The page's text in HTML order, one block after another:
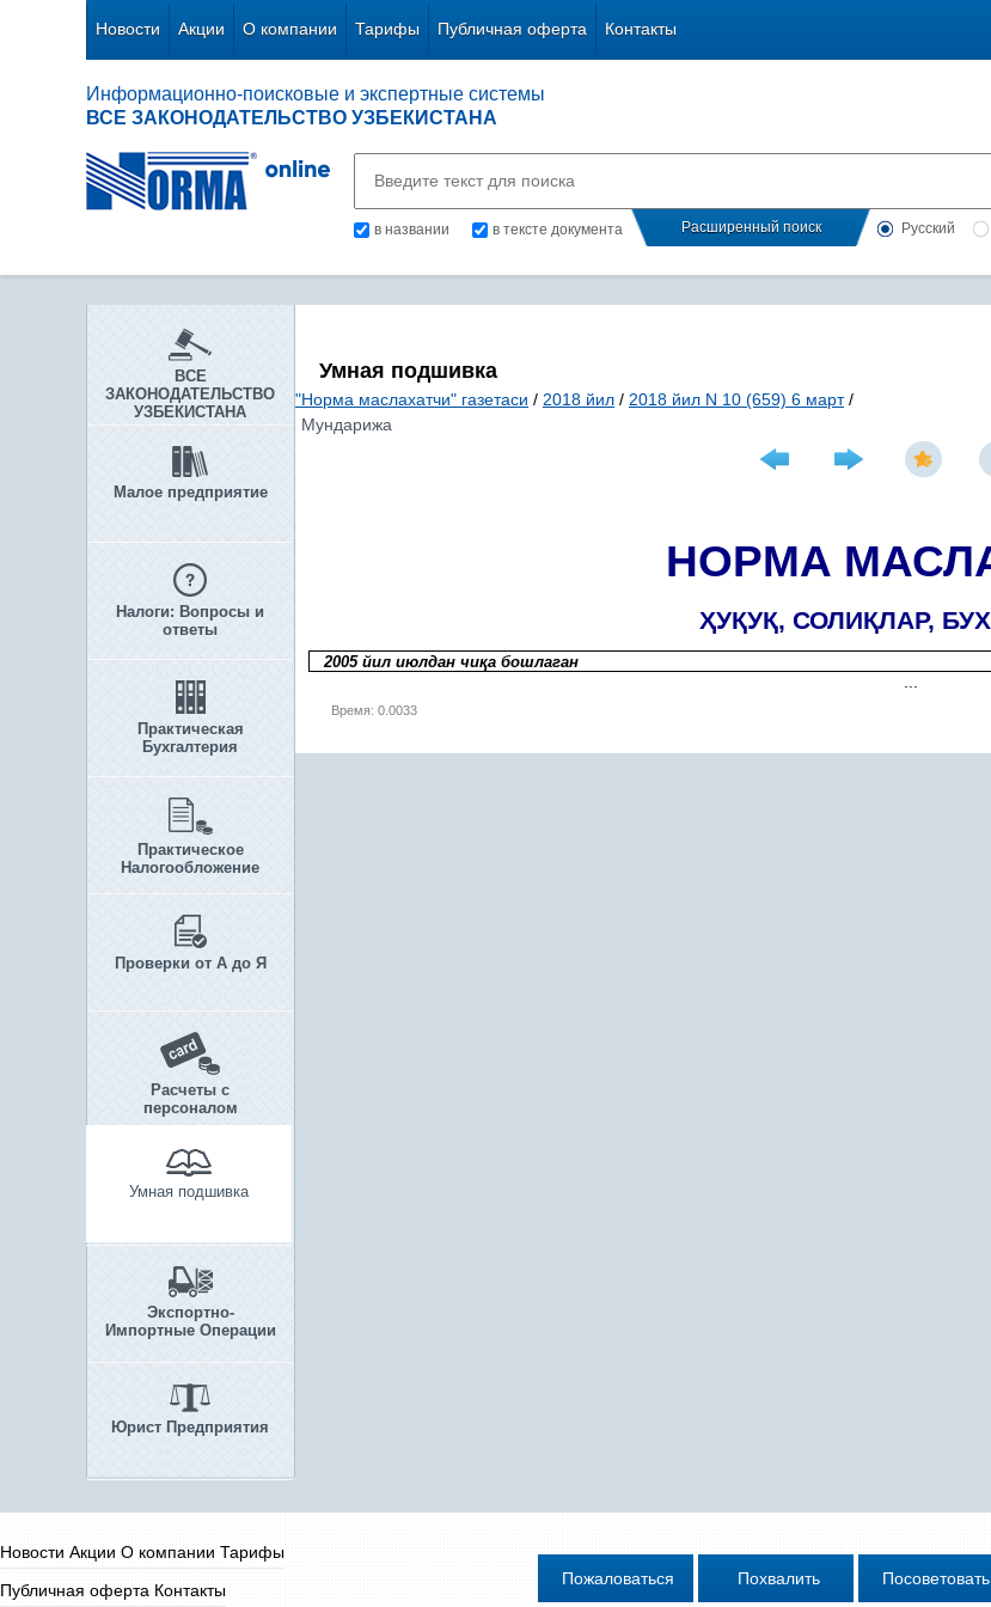
Новости Акции О компании Тарифы Публичная оферта Контакты
Информационно-поисковые и экспертные системы
ВСЕ ЗАКОНОДАТЕЛЬСТВО УЗБЕКИСТАНА
в названии в тексте документа Расширенный поиск Русский
ВСЕ
ЗАКОНОДАТЕЛЬСТВО
УЗБЕКИСТАНА
Малое предприятие
Налоги: Вопросы и
ответы
Практическая
Бухгалтерия
Практическое
Налогообложение
Проверки от А до Я
Расчеты с
персоналом
Умная подшивка
Экспортно-
Импортные Операции
Юрист Предприятия
Умная подшивка
"Норма маслахатчи" газетаси / 2018 йил / 2018 йил N 10 (659) 6 март /
Мундарижа
НОРМА
ҲУҚУҚ, СОЛИҚЛАР,
2005 йил июлдан чиқа бошлаган
Время: 0.0033
Новости Акции О компании Тарифы
Публичная оферта Контакты